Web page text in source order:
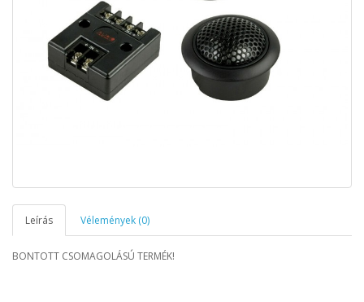
Leírás Vélemények (0)
BONTOTT CSOMAGOLÁSÚ TERMÉK!